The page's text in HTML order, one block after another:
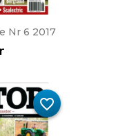
Nr 6 2017
favorite_border